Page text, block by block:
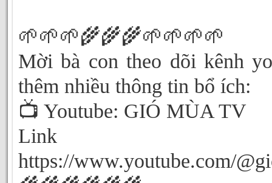
🌱🌱🌱🌾🌾🌾🌱🌱🌱🌱
Mời bà con theo dõi kênh
thêm nhiều thông tin bổ ích:
📺 Youtube: GIÓ MÙA TV
Link
https://www.youtube.com/